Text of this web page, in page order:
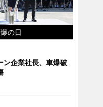
の日
ン企業社長、車爆破